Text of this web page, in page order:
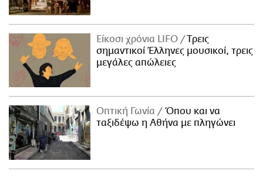
Είκοσι χρόνια LIFO
Tρεις
σημαντικοί Έλληνες μουσικοί, τρεις
μεγάλες απώλειες
Οπτική Γωνία
Όπου και να
ταξιδέψω η Αθήνα με πληγώνει